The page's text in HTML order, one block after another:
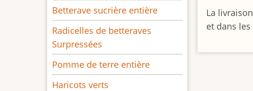
La
et dans
Betterave sucrière entière
Radicelles de betteraves
Surpressées
Pomme de terre entière
Haricots verts